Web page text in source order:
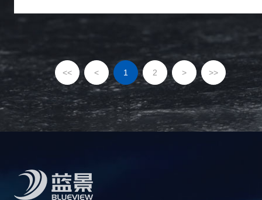
<< < 1 2 > >>